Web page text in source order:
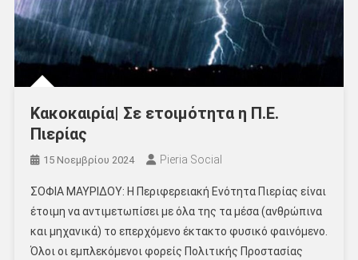
Κακοκαιρία| Σε ετοιμότητα η Π.Ε.
Πιερίας
15 Νοεμβρίου 2024 Pieria Social
ΣΟΦΙΑ ΜΑΥΡΙΔΟΥ: Η Περιφερειακή Ενότητα Πιερίας είναι
έτοιμη να αντιμετωπίσει με όλα της τα μέσα (ανθρώπινα
και μηχανικά) το επερχόμενο έκτακτο φυσικό φαινόμενο.
Όλοι οι εμπλεκόμενοι φορείς Πολιτικής Προστασίας